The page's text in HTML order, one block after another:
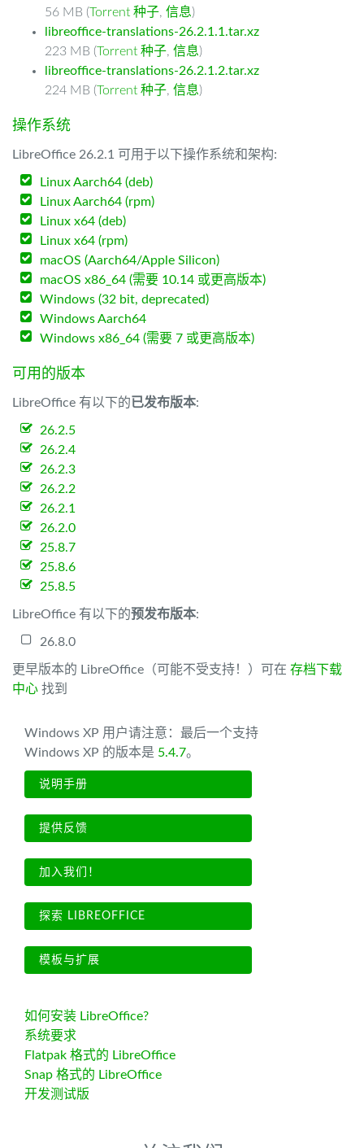
56 MB (Torrent 种子, 信息)
libreoffice-translations-26.2.1.1.tar.xz
223 MB (Torrent 种子, 信息)
libreoffice-translations-26.2.1.2.tar.xz
224 MB (Torrent 种子, 信息)
操作系统
LibreOffice 26.2.1 可用于以下操作系统和架构:
Linux Aarch64 (deb)
Linux Aarch64 (rpm)
Linux x64 (deb)
Linux x64 (rpm)
macOS (Aarch64/Apple Silicon)
macOS x86_64 (需要 10.14 或更高版本)
Windows (32 bit, deprecated)
Windows Aarch64
Windows x86_64 (需要 7 或更高版本)
可用的版本
LibreOffice 有以下的已发布版本:
26.2.5
26.2.4
26.2.3
26.2.2
26.2.1
26.2.0
25.8.7
25.8.6
25.8.5
LibreOffice 有以下的预发布版本:
26.8.0
更早版本的 LibreOffice（可能不受支持！）可在 存档下载
中心 找到
Windows XP 用户请注意：最后一个支持
Windows XP 的版本是 5.4.7。
说明手册
提供反馈
加入我们！
探索 LIBREOFFICE
模板与扩展
如何安装 LibreOffice?
系统要求
Flatpak 格式的 LibreOffice
Snap 格式的 LibreOffice
开发测试版